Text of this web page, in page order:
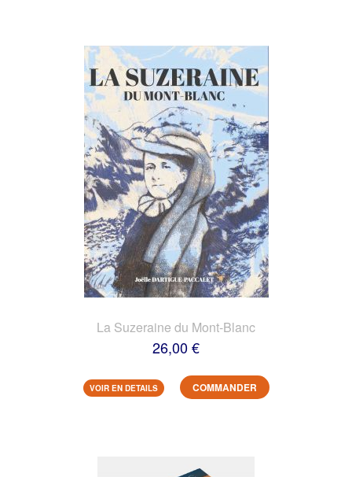
La Suzeraine du Mont-Blanc
26,00 €
VOIR EN DETAILS COMMANDER